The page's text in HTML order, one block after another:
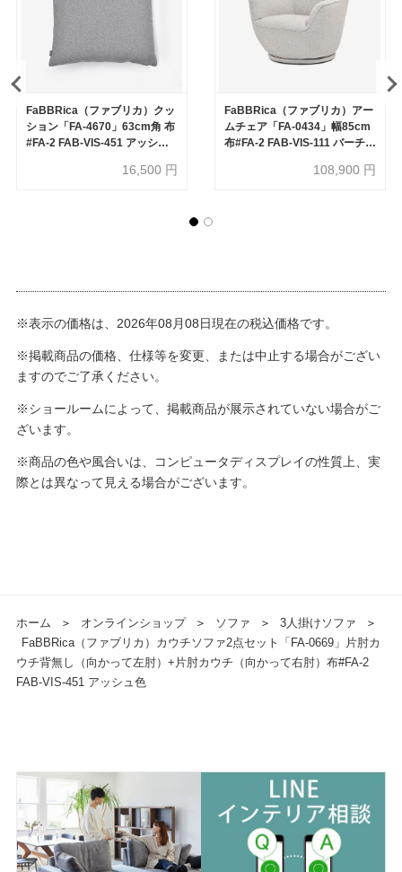
FaBBRica（ファブリカ）クッ
ション「FA-4670」63cm角 布
#FA-2 FAB-VIS-451 アッシュ
16,500 円
FaBBRica（ファブリカ）アー
ムチェア「FA-0434」幅85cm
布#FA-2 FAB-VIS-111 バーチ
108,900 円
※表示の価格は、2026年08月08日現在の税込価格です。
※掲載商品の価格、仕様等を変更、または中止する場合がござい
ますのでご了承ください。
※ショールームによって、掲載商品が展示されていない場合がご
ざいます。
※商品の色や風合いは、コンピュータディスプレイの性質上、実
際とは異なって見える場合がございます。
ホーム ＞ オンラインショップ ＞ ソファ ＞ 3人掛けソファ
＞
FaBBRica（ファブリカ）カウチソファ2点セット「FA-0669」片肘カ
ウチ背無し（向かって左肘）+片肘カウチ（向かって右肘）布#FA-2
FAB-VIS-451 アッシュ色